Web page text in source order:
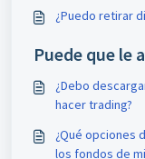
¿Puedo retirar
Puede que le
¿Debo
hacer trading?
¿Qué opciones
los fondos de